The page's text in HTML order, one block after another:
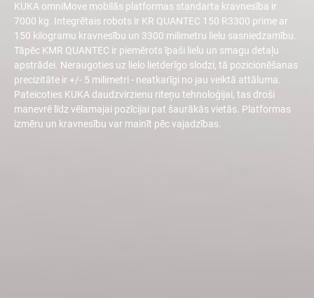
KUKA omniMove mobilās platformas standarta kravnesība ir
7000 kg. Integrētais robots ir KR QUANTEC 150 R3300 prime ar
150 kilogramu kravnesību un 3300 milimetru lielu sasniedzamību.
Tāpēc KMR QUANTEC ir piemērots īpaši lielu un smagu detaļu
apstrādei. Neraugoties uz lielo lietderīgo slodzi, tā pozicionēšanas
precizitāte ir +/- 5 milimetri - neatkarīgi no jau veiktā attāluma.
Pateicoties KUKA daudzvirzienu riteņu tehnoloģijai, tas droši
manevrē līdz vēlamajai pozīcijai pat šaurākās vietās. Platformas
izmēru un kravnesību var mainīt pēc vajadzības.